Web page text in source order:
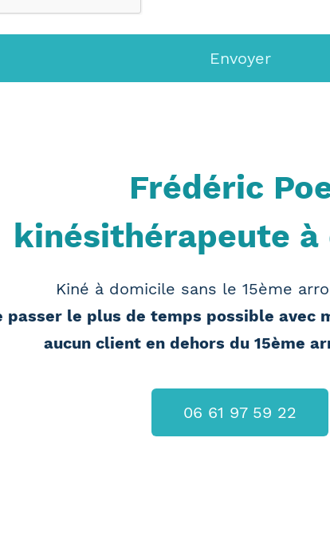
Envoyer
Frédéric
kinésithérapeute
Kiné à domicile sans le 15ème
passer le plus de temps possible avec
aucun client en dehors du 15ème
06 61 97 59 22